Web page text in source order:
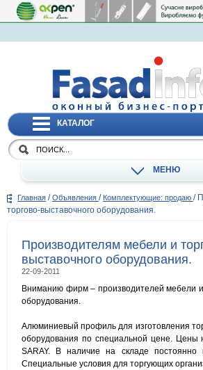
КАТАЛОГ
МЕНЮ
Главная / Объявления / Комплектующие: продаю /
торгово-выставочного оборудования.
Производителям мебели и
выставочного оборудования.
22-09-2011
Вниманию фирм – производителей мебели и
оборудования.
Алюминиевый профиль для изготовления
оборудования по специальной цене.
SARAY. В наличие на складе постоянно
Специальные условия для торгующих